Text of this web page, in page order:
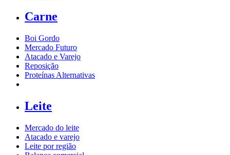
Carne
Boi Gordo
Mercado Futuro
Atacado e Varejo
Reposição
Proteínas Alternativas
Leite
Mercado do leite
Atacado e varejo
Leite por região